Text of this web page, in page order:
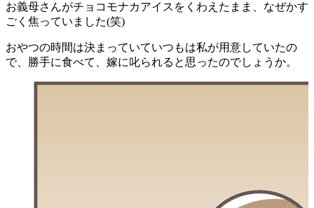
お義母さんがチョコモナカアイスをくわえたまま、なぜかす
ごく焦っていました(笑)
おやつの時間は決まっていていつもは私が用意していたの
で、勝手に食べて、嫁に叱られると思ったのでしょうか。